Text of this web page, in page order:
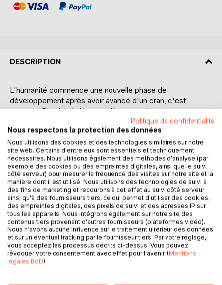
DESCRIPTION
L'humanité commence une nouvelle phase de
développement après avoir avancé d'un cran, c'est
pourquoi Dieu lui révèle complètement de nouveaux
concepts sur les processus qui opèrent dans l'Univers.
Pour la première fois dans ce livre on révèle un tel concept
que « polyvalence d'idée » et la construction de son
hologramme, la présence d'une double phase du temps
futur. Dieu parle des formes primaires et secondaires de
l'existence, de la matrice de la conscience et du
subconscient, des types de matrices des états
spiritualisés, des différences dans la transmission de
l'information à l'homme par les Systèmes positifs et
négatifs.
Aussi on révèle les secrets du travail de la pensée négative
et les différences dans l'expression des personnalités
positives et négatives. Les raisons de l'apparition des
phénomènes, les secrets de la créativité, ainsi que
d'autres facteurs inhabituels de développement sont
Politique de confidentialité
Nous respectons la protection des données
Nous utilisons des cookies et des technologies similaires sur notre
site web. Certains d'entre eux sont essentiels et techniquement
nécessaires. Nous utilisons également des méthodes d'analyse (par
exemple des cookies ou des empreintes digitales, ainsi que le suivi
côté serveur) pour mesurer la fréquence des visites sur notre site et la
manière dont il est utilisé. Nous utilisons des technologies de suivi à
des fins de marketing et recourons à cet effet au suivi côté serveur
ainsi qu'à des fournisseurs tiers, ce qui permet d'utiliser des cookies,
des empreintes digitales, des pixels de suivi et des adresses IP sur
tous les appareils. Nous intégrons également sur notre site des
contenus tiers provenant d'autres fournisseurs (plateformes vidéo).
Nous n'avons aucune influence sur le traitement ultérieur des données
et sur un éventuel tracking par le fournisseur tiers. Par votre réglage,
vous acceptez les processus décrits ci-dessus. Vous pouvez
révoquer votre consentement avec effet pour l'avenir. (Mentions
légales BoD)